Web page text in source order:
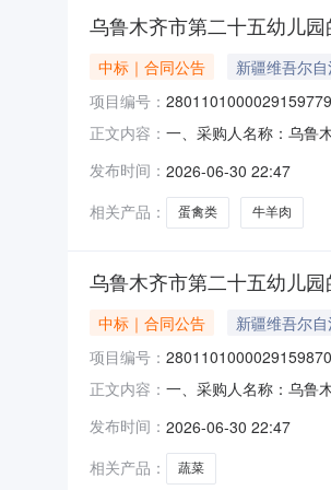
乌鲁木齐市第二十五幼儿
中标｜合同公告 新疆维吾尔
项目编号： 2801101000029159779
正文内容： 一、采购人名称：乌鲁
服务要求或标的基本概
发布时间： 2026-06-30 22:47
相关产品：
蛋禽类 牛羊肉
乌鲁木齐市第二十五幼儿
中标｜合同公告 新疆维吾尔
项目编号： 2801101000029159870
正文内容： 一、采购人名称：乌鲁
标的基本概况：七、其
发布时间： 2026-06-30 22:47
相关产品：
蔬菜